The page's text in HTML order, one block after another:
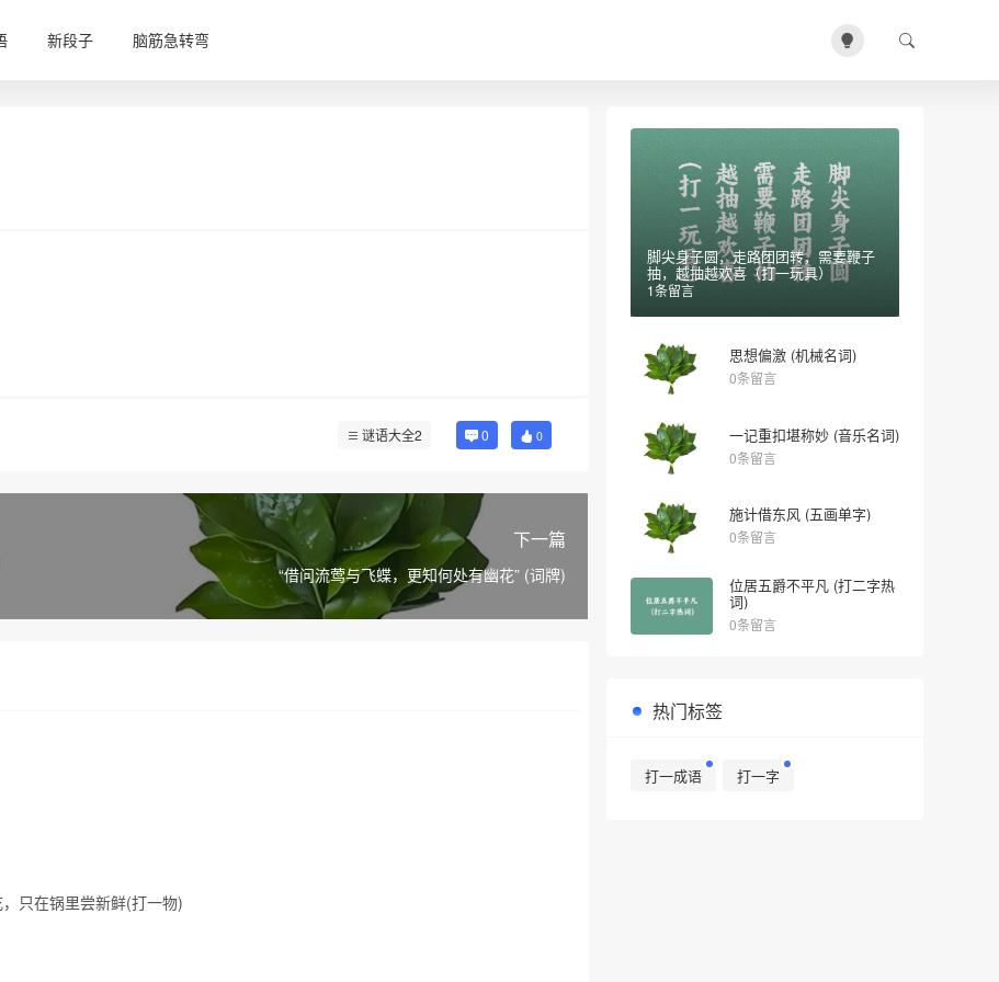
新段子 脑筋急转弯
谜语大全2 0 0
下一篇
“借问流莺与飞蝶，更知何处有幽花” (词牌)
只在锅里尝新鲜(打一物)
脚尖身子圆，走路团团转，需要鞭子
抽，越抽越欢喜（打一玩具）
1条留言
思想偏激 (机械名词)
0条留言
一记重扣堪称妙 (音乐名词)
0条留言
施计借东风 (五画单字)
0条留言
位居五爵不平凡 (打二字热
词)
0条留言
热门标签
打一成语 打一字